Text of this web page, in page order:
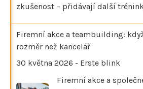
zkušenost – přidávají další
Firemní akce a teambuilding:
rozměr než kancelář
30 května 2026 - Erste blink
Firemní akce a